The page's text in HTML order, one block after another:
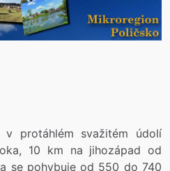
v protáhlém svažitém údolí
10 km na jihozápad od
se pohybuje od 550 do 740